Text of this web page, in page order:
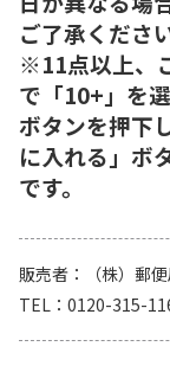
ご了承ください
※11点以上、
で「10+」を
ボタンを押下
に入れる」ボ
です。
販売者
（株）郵
TEL
0120-315-